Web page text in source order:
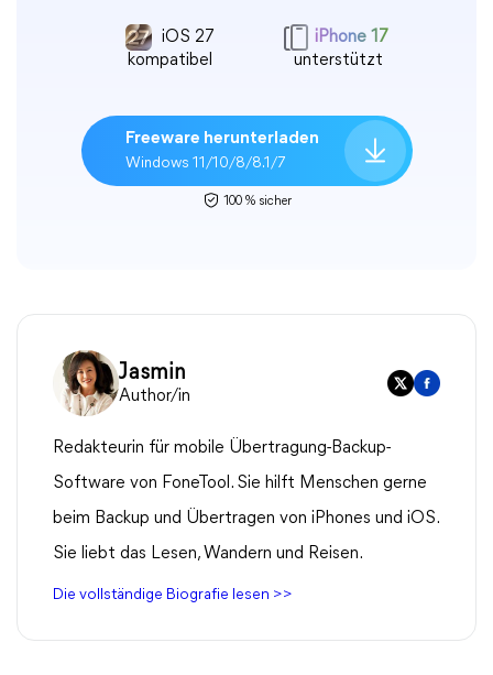
iOS 27
kompatibel
iPhone 17
unterstützt
Freeware herunterladen
Windows 11/10/8/8.1/7
100 % sicher
Jasmin
Author/in
Redakteurin für mobile Übertragung-Backup-
Software von FoneTool. Sie hilft Menschen gerne
beim Backup und Übertragen von iPhones und iOS.
Sie liebt das Lesen, Wandern und Reisen.
Die vollständige Biografie lesen >>